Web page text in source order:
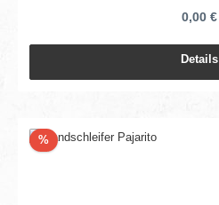
0,00 €
Details
%Rabatt